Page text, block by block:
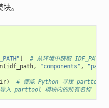
。
]
# 从环境中获取 IDF_PATH
( idf_path, "components" ,
)
# 使能 Python 寻找 parttool
入 parttool 模块内的所有名称